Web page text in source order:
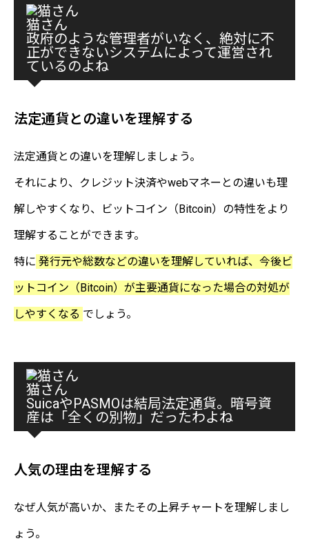
猫さん
政府のような管理者がいなく、絶対に不
正ができないシステムによって運営され
ているのよね
法定通貨との違いを理解する
法定通貨との違いを理解しましょう。
それにより、クレジット決済やwebマネーとの違いも理
解しやすくなり、ビットコイン（Bitcoin）の特性をより
理解することができます。
特に 発行元や総数などの違いを理解していれば、今後ビ
ットコイン（Bitcoin）が主要通貨になった場合の対処が
しやすくなる でしょう。
猫さん
SuicaやPASMOは結局法定通貨。暗号資
産は「全くの別物」だったわよね
人気の理由を理解する
なぜ人気が高いか、またその上昇チャートを理解しまし
ょう。